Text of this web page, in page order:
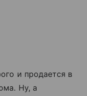
и продается в
Ну, а